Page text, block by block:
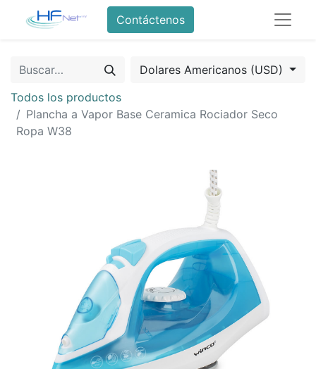
Contáctenos
Dolares Americanos (USD)
Todos los productos
Plancha a Vapor Base Ceramica Rociador Seco
Ropa W38